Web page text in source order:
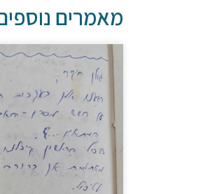
מאמרים